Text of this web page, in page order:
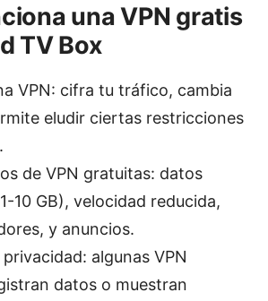
una VPN gratis
TV Box
VPN: cifra tu tráfico, cambia
eludir ciertas restricciones
de VPN gratuitas: datos
10 GB), velocidad reducida,
y anuncios.
algunas VPN
datos o muestran